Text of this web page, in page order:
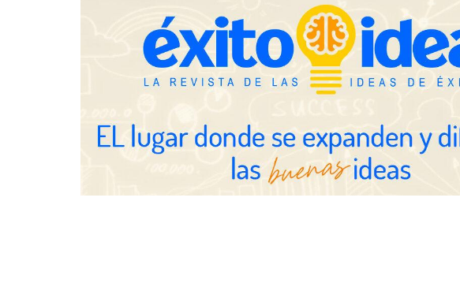
Fundación Mapfre y CISE lanzan
el concurso ‘Talento Sénior’ para
impulsar ideas innovadoras
creadas por y para mayores de 50
Schaeffler mejora su rentabilidad
en el primer semestre de 2026